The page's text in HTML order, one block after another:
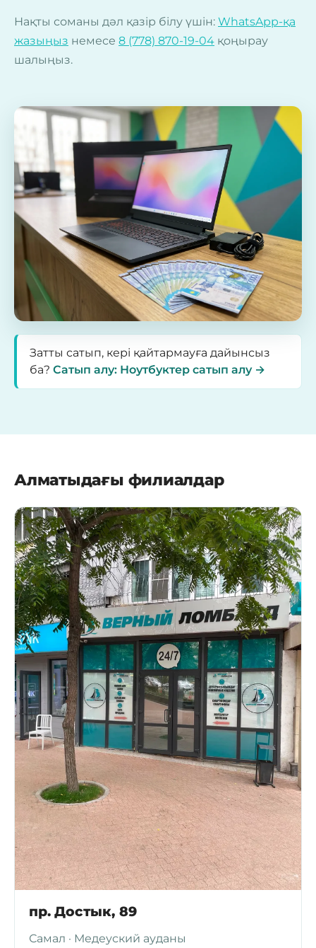
Нақты соманы дәл қазір білу үшін: WhatsApp-қа
жазыңыз немесе 8 (778) 870-19-04 қоңырау
шалыңыз.
Затты сатып, кері қайтармауға дайынсыз
ба? Сатып алу: Ноутбуктер сатып алу →
Алматыдағы филиалдар
пр. Достык, 89
Самал · Медеуский ауданы